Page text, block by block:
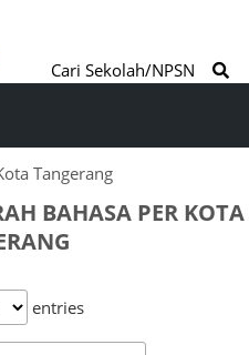
Cari Sekolah/NPSN
Tangerang
BAHASA PER KOTA
entries